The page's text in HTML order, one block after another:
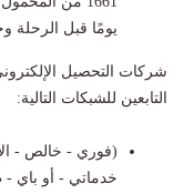
يومًا قبل الرحلة
شركات التحصيل
التابعين للشبكات التالية:
(فوري - خالص -
خدماتي - أو باي